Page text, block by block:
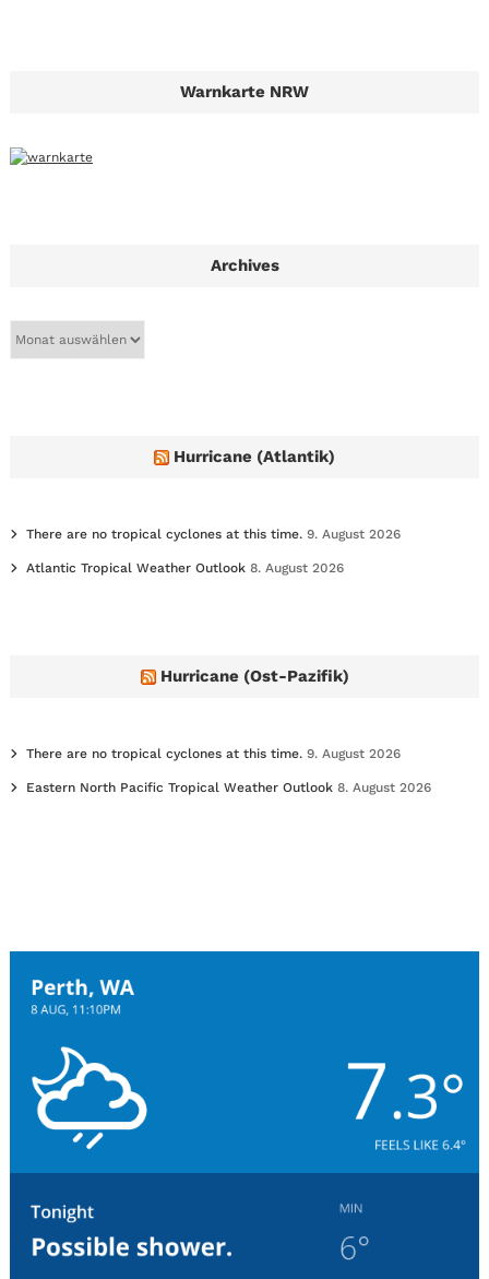
Warnkarte NRW
Archives
Hurricane (Atlantik)
There are no tropical cyclones at this time. 9. August 2026
Atlantic Tropical Weather Outlook 8. August 2026
Hurricane (Ost-Pazifik)
There are no tropical cyclones at this time. 9. August 2026
Eastern North Pacific Tropical Weather Outlook 8. August 2026